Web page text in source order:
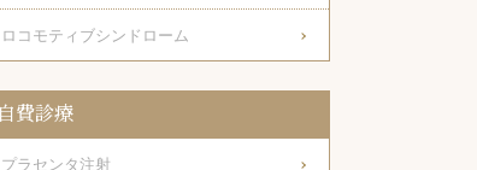
ロコモティブシンドローム
自費診療
プラセンタ注射